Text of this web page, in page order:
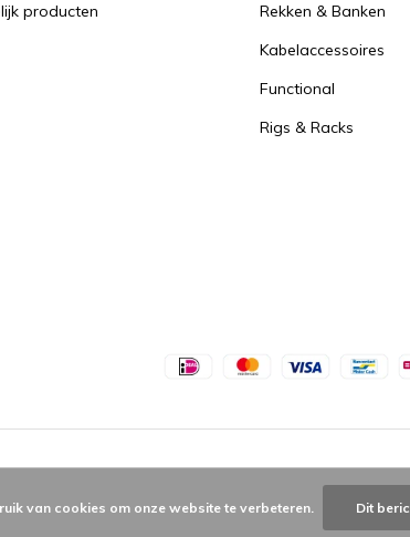
producten
Rekken & Banken
Kabelaccessoires
Functional
Rigs & Racks
van cookies om onze website te verbeteren. Dit